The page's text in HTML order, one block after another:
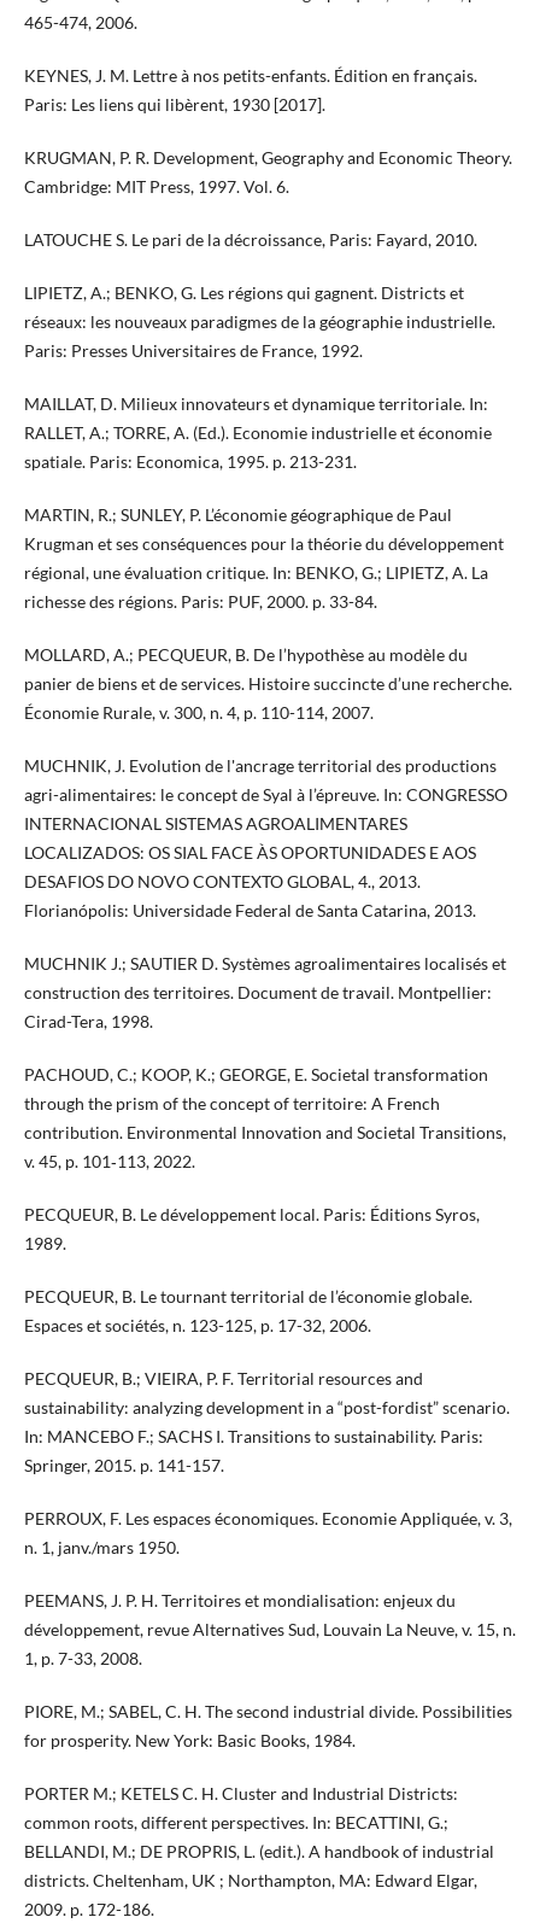
465-474, 2006.
KEYNES, J. M. Lettre à nos petits-enfants. Édition en français.
Paris: Les liens qui libèrent, 1930 [2017].
KRUGMAN, P. R. Development, Geography and Economic Theory.
Cambridge: MIT Press, 1997. Vol. 6.
LATOUCHE S. Le pari de la décroissance, Paris: Fayard, 2010.
LIPIETZ, A.; BENKO, G. Les régions qui gagnent. Districts et
réseaux: les nouveaux paradigmes de la géographie industrielle.
Paris: Presses Universitaires de France, 1992.
MAILLAT, D. Milieux innovateurs et dynamique territoriale. In:
RALLET, A.; TORRE, A. (Ed.). Economie industrielle et économie
spatiale. Paris: Economica, 1995. p. 213-231.
MARTIN, R.; SUNLEY, P. L’économie géographique de Paul
Krugman et ses conséquences pour la théorie du développement
régional, une évaluation critique. In: BENKO, G.; LIPIETZ, A. La
richesse des régions. Paris: PUF, 2000. p. 33-84.
MOLLARD, A.; PECQUEUR, B. De l’hypothèse au modèle du
panier de biens et de services. Histoire succincte d’une recherche.
Économie Rurale, v. 300, n. 4, p. 110-114, 2007.
MUCHNIK, J. Evolution de l'ancrage territorial des productions
agri-alimentaires: le concept de Syal à l’épreuve. In: CONGRESSO
INTERNACIONAL SISTEMAS AGROALIMENTARES
LOCALIZADOS: OS SIAL FACE ÀS OPORTUNIDADES E AOS
DESAFIOS DO NOVO CONTEXTO GLOBAL, 4., 2013.
Florianópolis: Universidade Federal de Santa Catarina, 2013.
MUCHNIK J.; SAUTIER D. Systèmes agroalimentaires localisés et
construction des territoires. Document de travail. Montpellier:
Cirad-Tera, 1998.
PACHOUD, C.; KOOP, K.; GEORGE, E. Societal transformation
through the prism of the concept of territoire: A French
contribution. Environmental Innovation and Societal Transitions,
v. 45, p. 101‑113, 2022.
PECQUEUR, B. Le développement local. Paris: Éditions Syros,
1989.
PECQUEUR, B. Le tournant territorial de l’économie globale.
Espaces et sociétés, n. 123-125, p. 17-32, 2006.
PECQUEUR, B.; VIEIRA, P. F. Territorial resources and
sustainability: analyzing development in a “post-fordist” scenario.
In: MANCEBO F.; SACHS I. Transitions to sustainability. Paris:
Springer, 2015. p. 141-157.
PERROUX, F. Les espaces économiques. Economie Appliquée, v. 3,
n. 1, janv./mars 1950.
PEEMANS, J. P. H. Territoires et mondialisation: enjeux du
développement, revue Alternatives Sud, Louvain La Neuve, v. 15, n.
1, p. 7-33, 2008.
PIORE, M.; SABEL, C. H. The second industrial divide. Possibilities
for prosperity. New York: Basic Books, 1984.
PORTER M.; KETELS C. H. Cluster and Industrial Districts:
common roots, different perspectives. In: BECATTINI, G.;
BELLANDI, M.; DE PROPRIS, L. (edit.). A handbook of industrial
districts. Cheltenham, UK ; Northampton, MA: Edward Elgar,
2009. p. 172-186.